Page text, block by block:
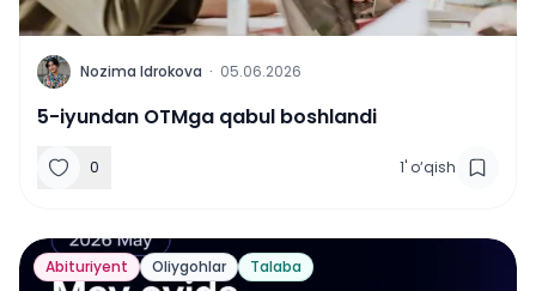
N Nozima Idrokova · 05.06.2026
5-iyundan OTMga qabul boshlandi
0 1' o‘qish
Abituriyent Oliygohlar Talaba